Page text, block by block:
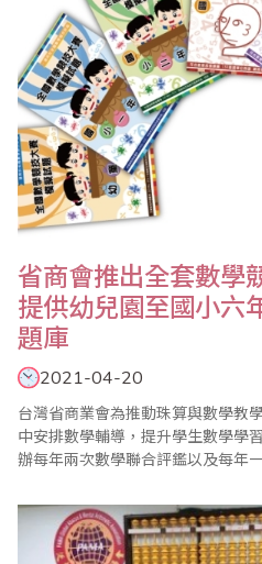
省商會推出全套數學
提供幼兒園至國小六
題庫
2021-04-20
台灣省商業會為推動珠算與數學教
中安排數學輔導，提升學生數學學
辦每年兩次數學聯合評鑑以及每年
學評鑑及競技大賽試題頗受好評，
學生練習使用，經過重新命題與修
年級、國小二年級、國小三年級、